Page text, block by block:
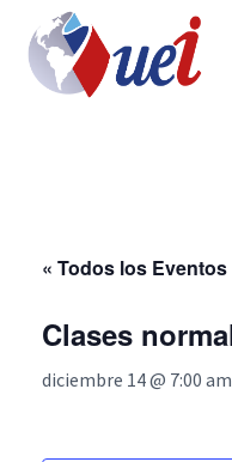
« Todos los Eventos
Clases
diciembre 14 @ 7:00 am